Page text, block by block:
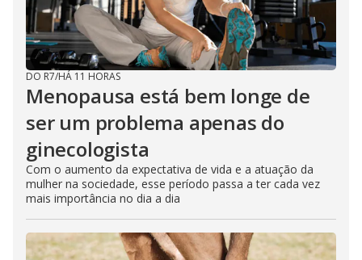
DO R7/HÁ 11 HORAS
Menopausa está bem longe de
ser um problema apenas do
ginecologista
Com o aumento da expectativa de vida e a atuação da
mulher na sociedade, esse período passa a ter cada vez
mais importância no dia a dia